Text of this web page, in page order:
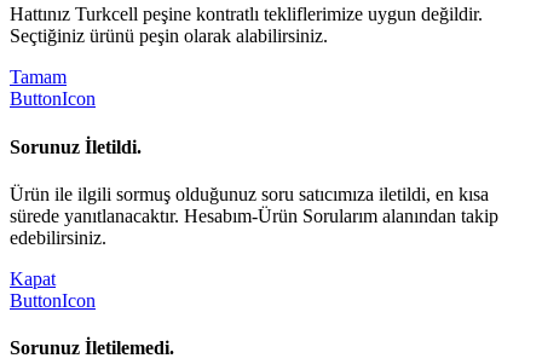
Hattınız Turkcell peşine kontratlı tekliflerimize uygun değildir.
Seçtiğiniz ürünü peşin olarak alabilirsiniz.
Tamam
ButtonIcon
Sorunuz İletildi.
Ürün ile ilgili sormuş olduğunuz soru satıcımıza iletildi, en kısa
sürede yanıtlanacaktır. Hesabım-Ürün Sorularım alanından takip
edebilirsiniz.
Kapat
ButtonIcon
Sorunuz İletilemedi.